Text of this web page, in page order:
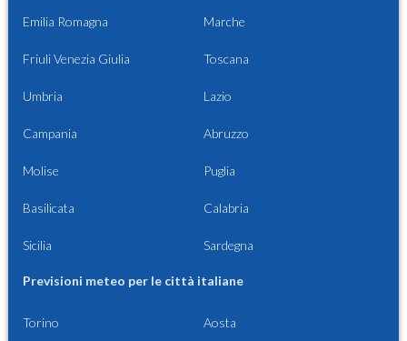
Emilia Romagna Marche
Friuli Venezia Giulia Toscana
Umbria Lazio
Campania Abruzzo
Molise Puglia
Basilicata Calabria
Sicilia Sardegna
Previsioni meteo per le città italiane
Torino Aosta